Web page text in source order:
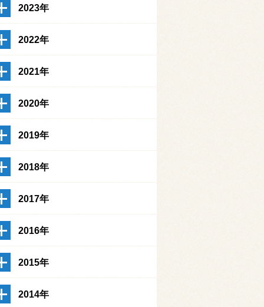
2023年
2022年
2021年
2020年
2019年
2018年
2017年
2016年
2015年
2014年